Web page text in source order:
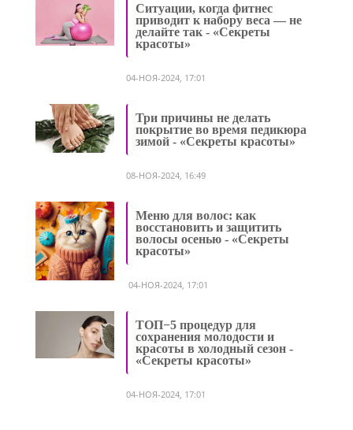
Ситуации, когда фитнес
приводит к набору веса — не
делайте так - «Секреты
красоты»
04-НОЯ-2024, 17:01
Три причины не делать
покрытие во время педикюра
зимой - «Секреты красоты»
08-НОЯ-2024, 16:49
Меню для волос: как
восстановить и защитить
волосы осенью - «Секреты
красоты»
04-НОЯ-2024, 17:01
ТОП−5 процедур для
сохранения молодости и
красоты в холодный сезон -
«Секреты красоты»
04-НОЯ-2024, 17:01